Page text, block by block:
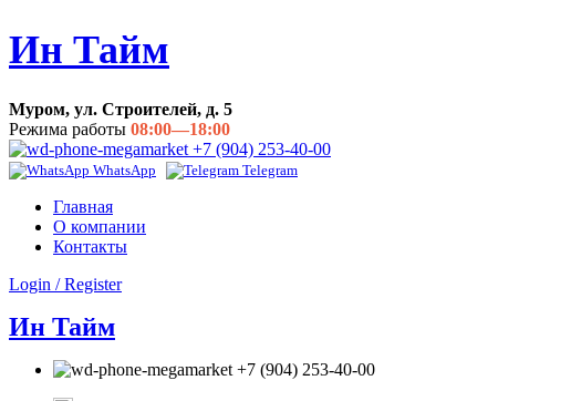
Ин Тайм
Муром, ул. Строителей, д. 5
Режима работы 08:00—18:00
+7 (904) 253-40-00
WhatsApp Telegram
Главная
О компании
Контакты
Login / Register
Ин Тайм
+7 (904) 253-40-00